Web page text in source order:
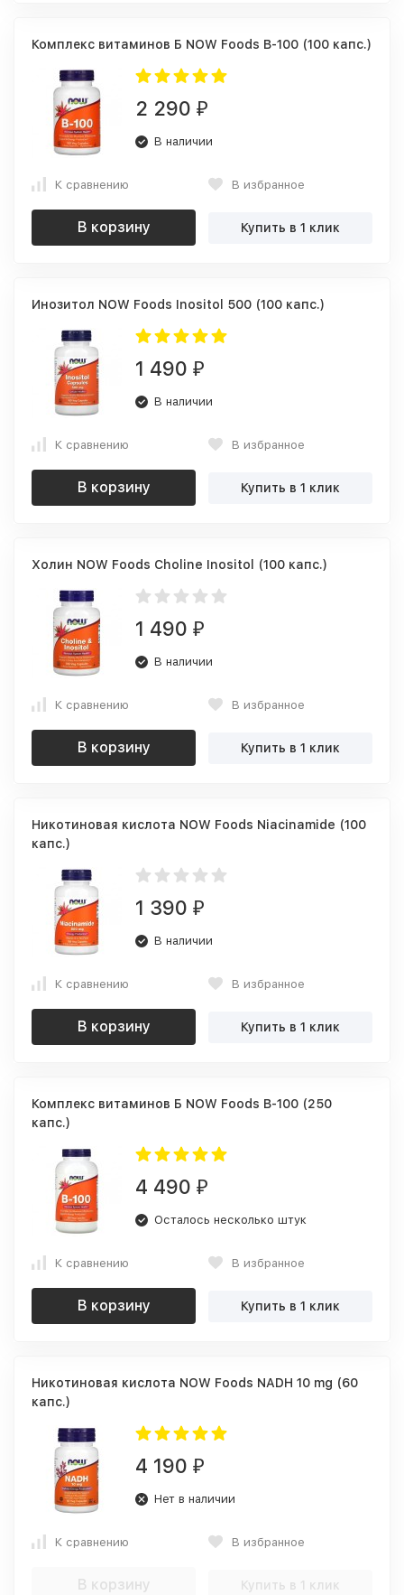
Комплекс витаминов Б NOW Foods B-100 (100 капс.)
2 290 ₽
В наличии
К сравнению В избранное
В корзину Купить в 1 клик
Инозитол NOW Foods Inositol 500 (100 капс.)
1 490 ₽
В наличии
К сравнению В избранное
В корзину Купить в 1 клик
Холин NOW Foods Choline Inositol (100 капс.)
1 490 ₽
В наличии
К сравнению В избранное
В корзину Купить в 1 клик
Никотиновая кислота NOW Foods Niacinamide (100
капс.)
1 390 ₽
В наличии
К сравнению В избранное
В корзину Купить в 1 клик
Комплекс витаминов Б NOW Foods B-100 (250
капс.)
4 490 ₽
Осталось несколько штук
К сравнению В избранное
В корзину Купить в 1 клик
Никотиновая кислота NOW Foods NADH 10 mg (60
капс.)
4 190 ₽
Нет в наличии
К сравнению В избранное
В корзину Купить в 1 клик